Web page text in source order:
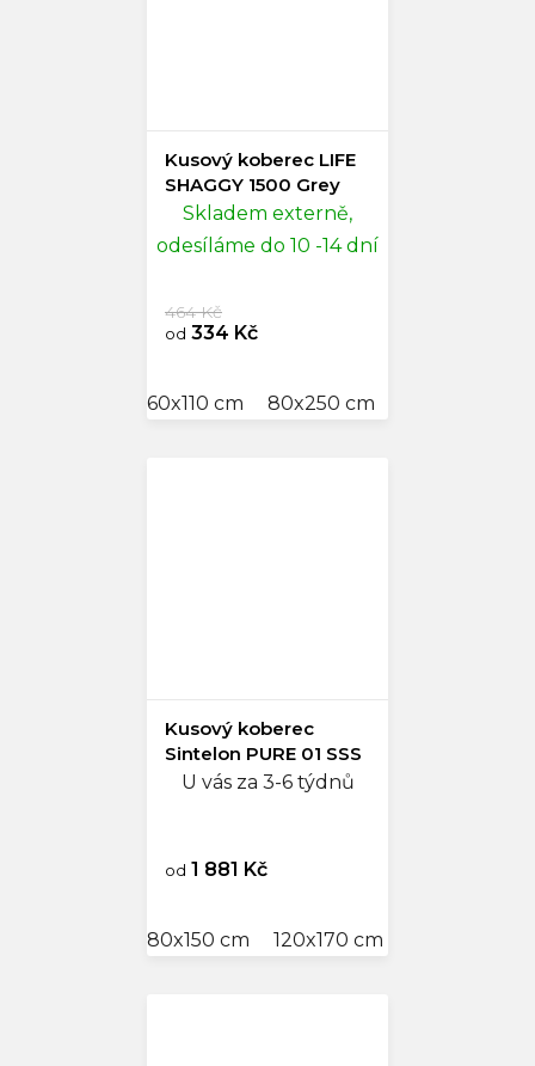
Kusový koberec LIFE
SHAGGY 1500 Grey
Skladem externě,
odesíláme do 10 -14 dní
od 334 Kč
464 Kč
60x110 cm 80x250 cm
Kusový koberec
Sintelon PURE 01 SSS
U vás za 3-6 týdnů
od 1 881 Kč
80x150 cm 120x170 cm